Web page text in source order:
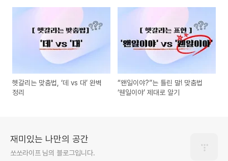
헷갈리는 맞춤법, ‘데 vs 대’ 완벽
정리
“왠일이야?”는 틀린 말! 맞춤법
‘웬일이야’ 제대로 알기
재미있는 나만의 공간
쏘쏘라이프 님의 블로그입니다.